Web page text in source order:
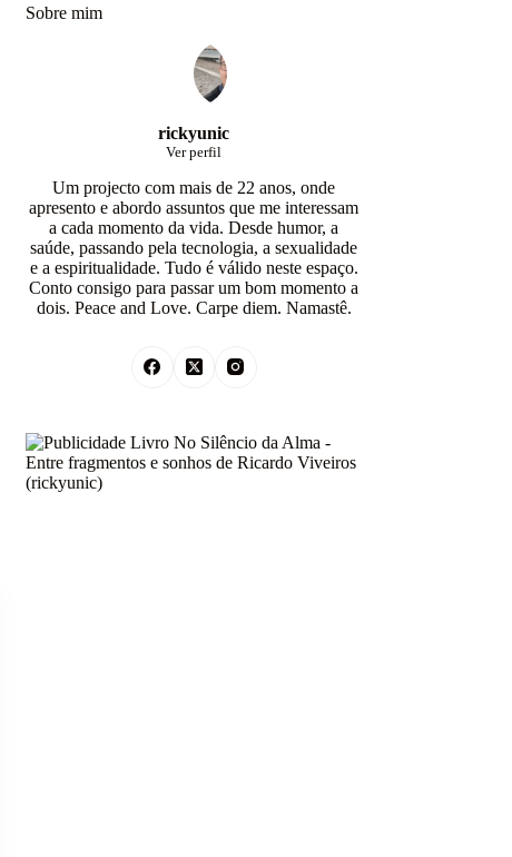
Sobre mim
rickyunic
Ver perfil
Um projecto com mais de 22 anos, onde
apresento e abordo assuntos que me interessam
a cada momento da vida. Desde humor, a
saúde, passando pela tecnologia, a sexualidade
e a espiritualidade. Tudo é válido neste espaço.
Conto consigo para passar um bom momento a
dois. Peace and Love. Carpe diem. Namastê.